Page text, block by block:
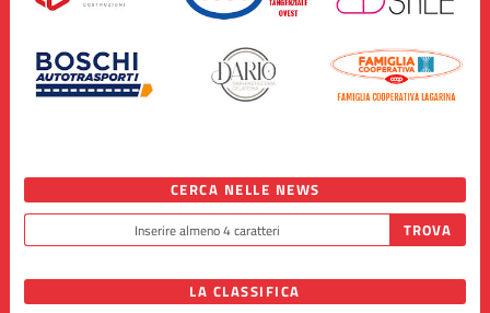
CERCA NELLE NEWS
LA CLASSIFICA